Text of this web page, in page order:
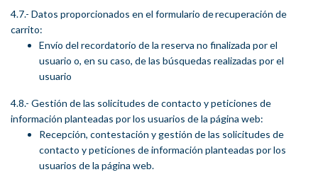
4.7.- Datos proporcionados en el formulario de recuperación de
carrito:
Envío del recordatorio de la reserva no finalizada por el
usuario o, en su caso, de las búsquedas realizadas por el
usuario
4.8.- Gestión de las solicitudes de contacto y peticiones de
información planteadas por los usuarios de la página web:
Recepción, contestación y gestión de las solicitudes de
contacto y peticiones de información planteadas por los
usuarios de la página web.